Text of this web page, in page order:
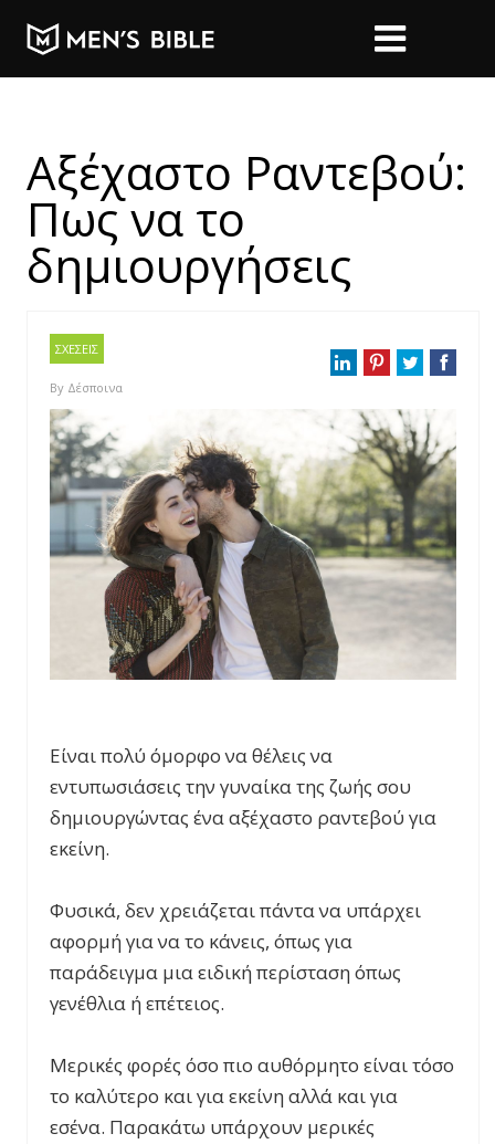
Αξέχαστο Ραντεβού:
Πως να το
δημιουργήσεις
ΣΧΕΣΕΙΣ
By Δέσποινα
Είναι πολύ όμορφο να θέλεις να
εντυπωσιάσεις την γυναίκα της ζωής σου
δημιουργώντας ένα αξέχαστο ραντεβού για
εκείνη.
Φυσικά, δεν χρειάζεται πάντα να υπάρχει
αφορμή για να το κάνεις, όπως για
παράδειγμα μια ειδική περίσταση όπως
γενέθλια ή επέτειος.
Μερικές φορές όσο πιο αυθόρμητο είναι τόσο
το καλύτερο και για εκείνη αλλά και για
εσένα. Παρακάτω υπάρχουν μερικές